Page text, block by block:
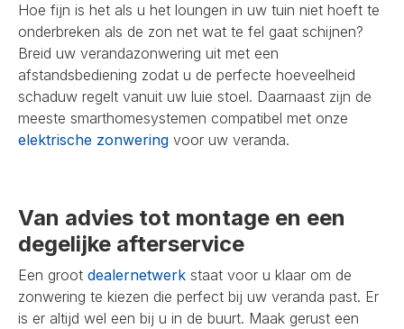
Hoe fijn is het als u het loungen in uw tuin niet hoeft te
onderbreken als de zon net wat te fel gaat schijnen?
Breid uw verandazonwering uit met een
afstandsbediening zodat u de perfecte hoeveelheid
schaduw regelt vanuit uw luie stoel. Daarnaast zijn de
meeste smarthomesystemen compatibel met onze
elektrische zonwering voor uw veranda.
Van advies tot montage en een
degelijke afterservice
Een groot dealernetwerk staat voor u klaar om de
zonwering te kiezen die perfect bij uw veranda past. Er
is er altijd wel een bij u in de buurt. Maak gerust een